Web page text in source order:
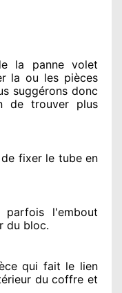
la panne volet
la ou les pièces
suggérons donc
de trouver plus
fixer le tube en
parfois l'embout
du bloc.
qui fait le lien
du coffre et